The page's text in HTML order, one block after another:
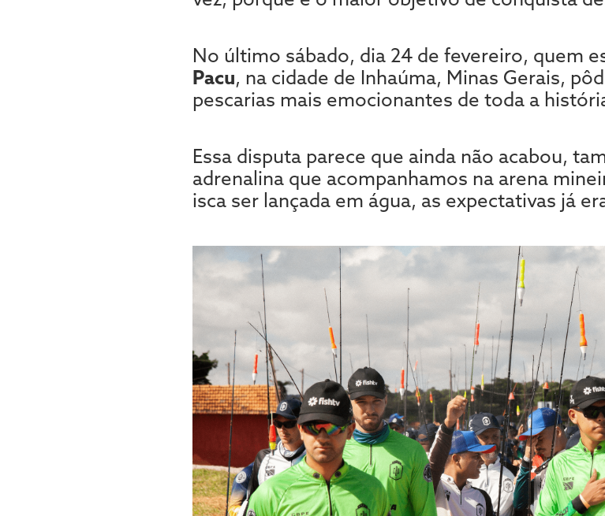
No último sábado, dia 24 de fevereiro, quem
Pacu, na cidade de Inhaúma, Minas Gerais,
pescarias mais emocionantes de toda a
Essa disputa parece que ainda não acabou,
adrenalina que acompanhamos na arena
isca ser lançada em água, as expectativas já